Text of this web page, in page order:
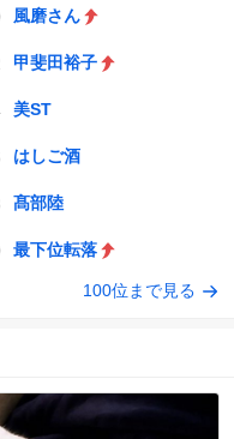
風磨さん
甲斐田裕子
美ST
はしご酒
髙部陸
最下位転落
100位まで見る